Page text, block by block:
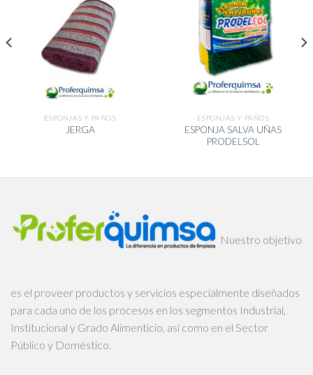
ESPONJAS Y PAÑOS
JERGA
ESPONJAS Y PAÑOS
ESPONJA SALVA UÑAS
PRODELSOL
Nuestro objetivo
es el proveer productos y servicios especialmente diseñados
para cada uno de los procesos en los segmentos Industrial,
Institucional y Grado Alimenticio, así como en el Sector
Público y Doméstico.